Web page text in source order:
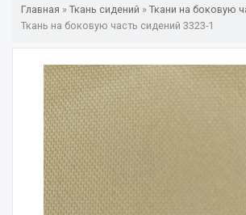
Главная » Ткань сидений » Ткани на боковую
Ткань на боковую часть сидений 3323-1